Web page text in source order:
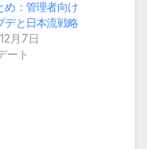
め：管理者向け
デと日本流戦略
月7日
ート